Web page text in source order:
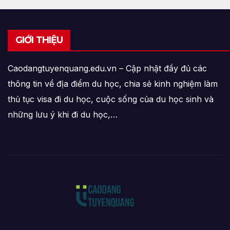
GIỚI THIỆU
Caodangtuyenquang.edu.vn – Cập nhật đầy đủ các
thông tin về địa điểm du học, chia sẻ kinh nghiệm làm
thủ tục visa đi du học, cuộc sống của du học sinh và
những lưu ý khi đi du học,…